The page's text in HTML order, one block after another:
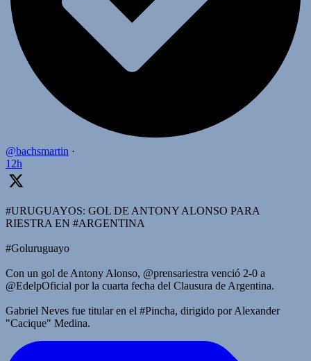
@bachsmartin ·
12h
#URUGUAYOS: GOL DE ANTONY ALONSO PARA
RIESTRA EN #ARGENTINA
#Goluruguayo
Con un gol de Antony Alonso, @prensariestra venció 2-0 a
@EdelpOficial por la cuarta fecha del Clausura de Argentina.
Gabriel Neves fue titular en el #Pincha, dirigido por Alexander
"Cacique" Medina.